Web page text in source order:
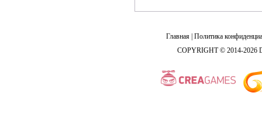
Главная Политика
COPYRIGHT © 2014-2026